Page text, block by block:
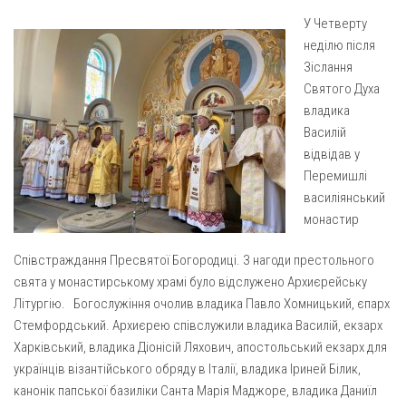
Покрови Пресвятої Богородиці (с. Вільча)
Преображенська парафія (м. Лозова)
Парафія Благовіщення Пресвятої Богородиці (смт
Золочів)
Парафія Різдва Пресвятої Богородиці м. Берестин
(Красноград)
Парохії Полтавської області
Пресвятої Трійці (м. Полтава)
Всіх Святих українського народу (м. Полтава)
Свято-Юріївська парафія (м. Полтава)
Архистратига Михаїла (с. Пригарівка)
Благовіщення Пресвятої Богородиці (с. Шевченки)
Введення у храм Пресвятої Богородиці (с. Дашківка)
Надруковані числа
Молитви
Галерея
Рух pro-life
У Четверту
неділю після
Зіслання
Святого Духа
владика
Василій
відвідав у
Перемишлі
василіянський
монастир
Співстраждання Пресвятої Богородиці. З нагоди престольного
свята у монастирському храмі було відслужено Архиєрейську
Літургію. Богослужіння очолив владика Павло Хомницький, єпарх
Стемфордський. Архиєрею співслужили владика Василій, екзарх
Харківський, владика Діонісій Ляхович, апостольський екзарх для
українців візантійського обряду в Італії, владика Іриней Білик,
канонік папської базиліки Санта Марія Маджоре, владика Даниїл